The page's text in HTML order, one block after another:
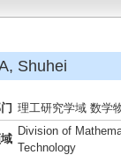
Shuhei
理工研究学域 数学
Division of
Technology